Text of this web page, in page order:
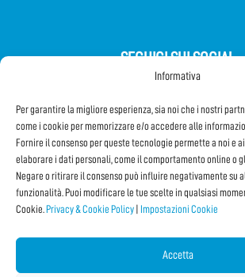
Informativa
Per garantire la migliore esperienza, sia noi che i nostri
come i cookie per memorizzare e/o accedere alle
Fornire il consenso per queste tecnologie permette a noi e
elaborare i dati personali, come il comportamento online o
Negare o ritirare il consenso può influire negativamente su
funzionalità. Puoi modificare le tue scelte in qualsiasi
Cookie. Privacy & Cookie Policy Impostazioni Cookie
Accetta
SEGUICI SUI SOCIAL
Iscriviti alla Newsletter
CONDIVIDI QUESTA
Facebook